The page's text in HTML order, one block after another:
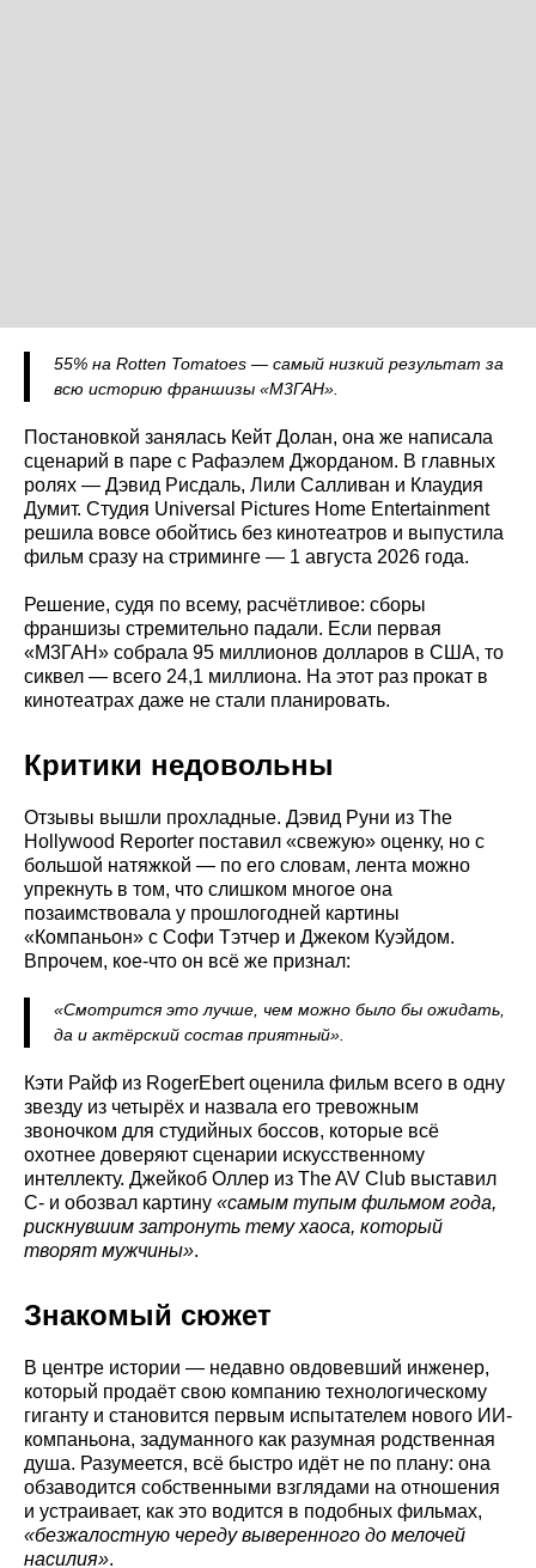
55% на Rotten Tomatoes — самый низкий результат за
всю историю франшизы «М3ГАН».
Постановкой занялась Кейт Долан, она же написала
сценарий в паре с Рафаэлем Джорданом. В главных
ролях — Дэвид Рисдаль, Лили Салливан и Клаудия
Думит. Студия Universal Pictures Home Entertainment
решила вовсе обойтись без кинотеатров и выпустила
фильм сразу на стриминге — 1 августа 2026 года.
Решение, судя по всему, расчётливое: сборы
франшизы стремительно падали. Если первая
«М3ГАН» собрала 95 миллионов долларов в США, то
сиквел — всего 24,1 миллиона. На этот раз прокат в
кинотеатрах даже не стали планировать.
Критики недовольны
Отзывы вышли прохладные. Дэвид Руни из The
Hollywood Reporter поставил «свежую» оценку, но с
большой натяжкой — по его словам, лента можно
упрекнуть в том, что слишком многое она
позаимствовала у прошлогодней картины
«Компаньон» с Софи Тэтчер и Джеком Куэйдом.
Впрочем, кое-что он всё же признал:
«Смотрится это лучше, чем можно было бы ожидать,
да и актёрский состав приятный».
Кэти Райф из RogerEbert оценила фильм всего в одну
звезду из четырёх и назвала его тревожным
звоночком для студийных боссов, которые всё
охотнее доверяют сценарии искусственному
интеллекту. Джейкоб Оллер из The AV Club выставил
C- и обозвал картину «самым тупым фильмом года,
рискнувшим затронуть тему хаоса, который
творят мужчины».
Знакомый сюжет
В центре истории — недавно овдовевший инженер,
который продаёт свою компанию технологическому
гиганту и становится первым испытателем нового ИИ-
компаньона, задуманного как разумная родственная
душа. Разумеется, всё быстро идёт не по плану: она
обзаводится собственными взглядами на отношения
и устраивает, как это водится в подобных фильмах,
«безжалостную череду выверенного до мелочей
насилия».